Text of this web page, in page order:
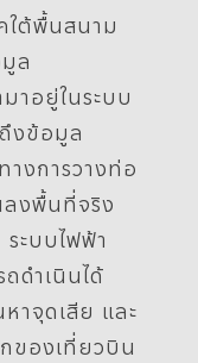
ใต้พื้นสนาม
ล
มาอยู่ในระบบ
งข้อมูล
งการวางท่อ
งพื้นที่จริง
ะบบไฟฟ้า
ดำเนินได้
าจุดเสีย และ
ของเที่ยวบิน